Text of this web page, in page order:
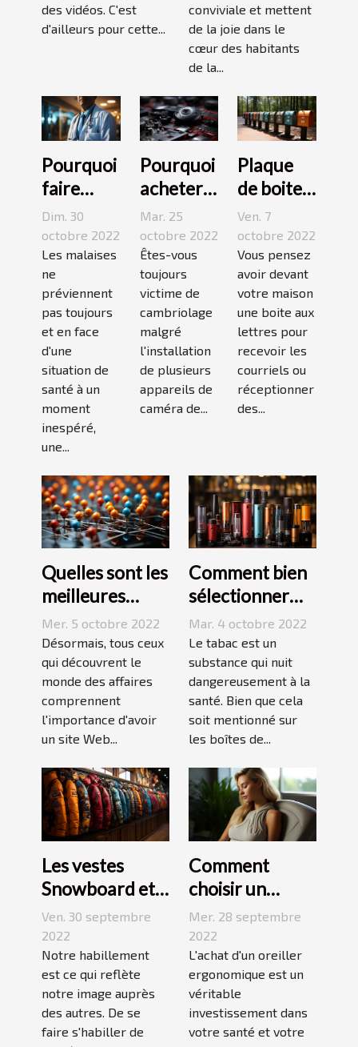
des vidéos. C'est
d'ailleurs pour cette...
conviviale et mettent
de la joie dans le
cœur des habitants
de la...
Pourquoi
faire
appel à
une
maison
médicale
de garde
?
Dim. 30
octobre 2022
Les malaises
ne
préviennent
pas toujours
et en face
d'une
situation de
santé à un
moment
inespéré,
une...
Pourquoi
acheter
une
caméra
espion ?
Mar. 25
octobre 2022
Êtes-vous
toujours
victime de
cambriolage
malgré
l'installation
de plusieurs
appareils de
caméra de...
Plaque
de boite
aux
lettres :3
conseils
pour bien
choisir un
bon
modèle
Ven. 7
octobre 2022
Vous pensez
avoir devant
votre maison
une boite aux
lettres pour
recevoir les
courriels ou
réceptionner
des...
Quelles sont les
meilleures
stratégies de
netlinking ?
Mer. 5 octobre 2022
Désormais, tous ceux
qui découvrent le
monde des affaires
comprennent
l'importance d'avoir
un site Web...
Comment bien
sélectionner
une cigarette
électronique ?
Mar. 4 octobre 2022
Le tabac est un
substance qui nuit
dangereusement à la
santé. Bien que cela
soit mentionné sur
les boîtes de...
Les vestes
Snowboard et
Ski
Ven. 30 septembre
2022
Notre habillement
est ce qui reflète
notre image auprès
des autres. De se
faire s'habiller de
Comment
choisir un
oreiller
ergonomique ?
Mer. 28 septembre
2022
L'achat d'un oreiller
ergonomique est un
véritable
investissement dans
votre santé et votre